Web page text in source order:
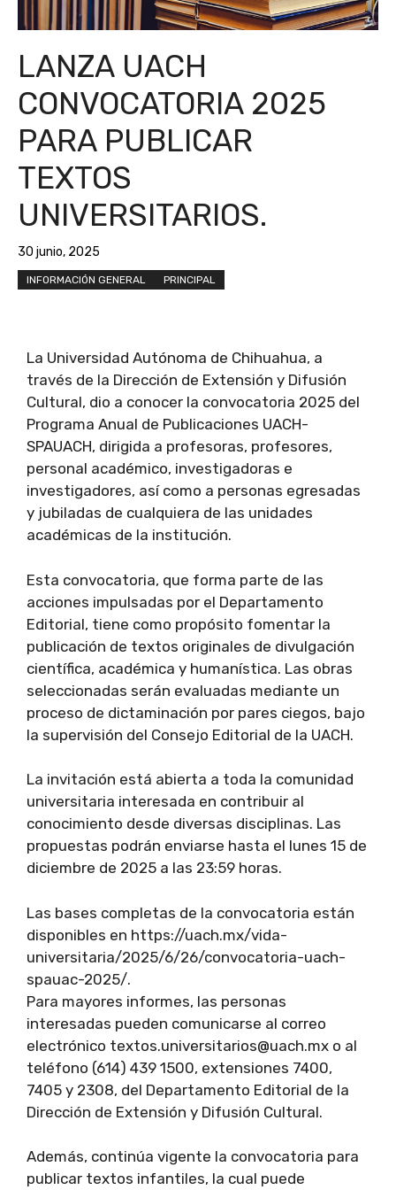
LANZA UACH
CONVOCATORIA 2025
PARA PUBLICAR
TEXTOS
UNIVERSITARIOS.
30 junio, 2025
INFORMACIÓN GENERAL PRINCIPAL
La Universidad Autónoma de Chihuahua, a
través de la Dirección de Extensión y Difusión
Cultural, dio a conocer la convocatoria 2025 del
Programa Anual de Publicaciones UACH-
SPAUACH, dirigida a profesoras, profesores,
personal académico, investigadoras e
investigadores, así como a personas egresadas
y jubiladas de cualquiera de las unidades
académicas de la institución.
Esta convocatoria, que forma parte de las
acciones impulsadas por el Departamento
Editorial, tiene como propósito fomentar la
publicación de textos originales de divulgación
científica, académica y humanística. Las obras
seleccionadas serán evaluadas mediante un
proceso de dictaminación por pares ciegos, bajo
la supervisión del Consejo Editorial de la UACH.
La invitación está abierta a toda la comunidad
universitaria interesada en contribuir al
conocimiento desde diversas disciplinas. Las
propuestas podrán enviarse hasta el lunes 15 de
diciembre de 2025 a las 23:59 horas.
Las bases completas de la convocatoria están
disponibles en https://uach.mx/vida-
universitaria/2025/6/26/convocatoria-uach-
spauac-2025/.
Para mayores informes, las personas
interesadas pueden comunicarse al correo
electrónico textos.universitarios@uach.mx o al
teléfono (614) 439 1500, extensiones 7400,
7405 y 2308, del Departamento Editorial de la
Dirección de Extensión y Difusión Cultural.
Además, continúa vigente la convocatoria para
publicar textos infantiles, la cual puede